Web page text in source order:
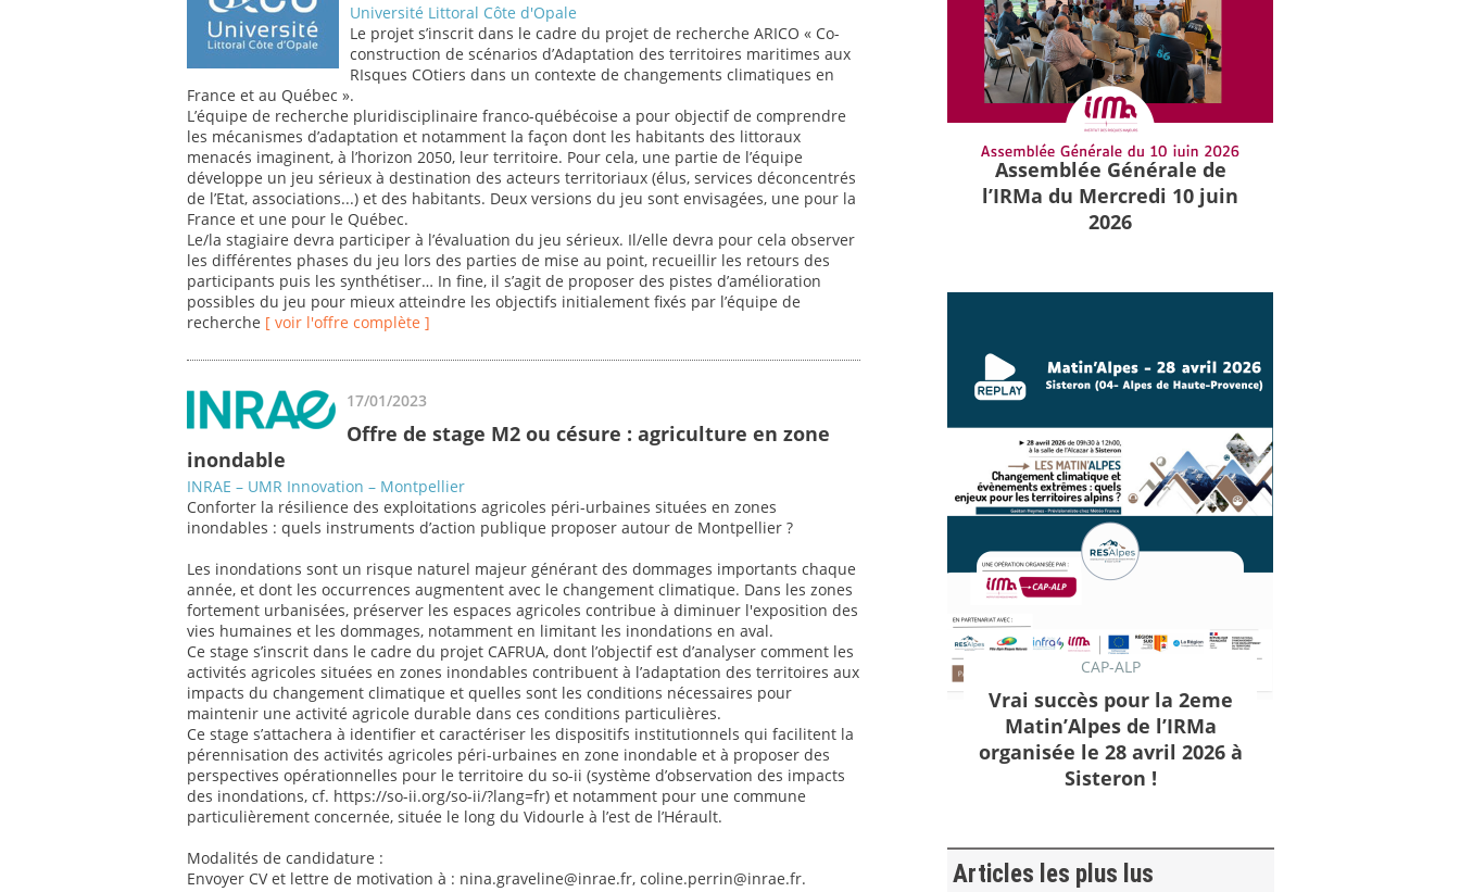
Université Littoral Côte d'Opale
Le projet s’inscrit dans le cadre du projet de recherche ARICO « Co-
construction de scénarios d’Adaptation des territoires maritimes aux
RIsques COtiers dans un contexte de changements climatiques en
France et au Québec ».
L’équipe de recherche pluridisciplinaire franco-québécoise a pour objectif de comprendre
les mécanismes d’adaptation et notamment la façon dont les habitants des littoraux
menacés imaginent, à l’horizon 2050, leur territoire. Pour cela, une partie de l’équipe
développe un jeu sérieux à destination des acteurs territoriaux (élus, services déconcentrés
de l’Etat, associations...) et des habitants. Deux versions du jeu sont envisagées, une pour la
France et une pour le Québec.
Le/la stagiaire devra participer à l’évaluation du jeu sérieux. Il/elle devra pour cela observer
les différentes phases du jeu lors des parties de mise au point, recueillir les retours des
participants puis les synthétiser… In fine, il s’agit de proposer des pistes d’amélioration
possibles du jeu pour mieux atteindre les objectifs initialement fixés par l’équipe de
recherche [ voir l'offre complète ]
17/01/2023
Offre de stage M2 ou césure : agriculture en zone
inondable
INRAE – UMR Innovation – Montpellier
Conforter la résilience des exploitations agricoles péri-urbaines situées en zones
inondables : quels instruments d’action publique proposer autour de Montpellier ?
Les inondations sont un risque naturel majeur générant des dommages importants chaque
année, et dont les occurrences augmentent avec le changement climatique. Dans les zones
fortement urbanisées, préserver les espaces agricoles contribue à diminuer l'exposition des
vies humaines et les dommages, notamment en limitant les inondations en aval.
Ce stage s’inscrit dans le cadre du projet CAFRUA, dont l’objectif est d’analyser comment les
activités agricoles situées en zones inondables contribuent à l’adaptation des territoires aux
impacts du changement climatique et quelles sont les conditions nécessaires pour
maintenir une activité agricole durable dans ces conditions particulières.
Ce stage s’attachera à identifier et caractériser les dispositifs institutionnels qui facilitent la
pérennisation des activités agricoles péri-urbaines en zone inondable et à proposer des
perspectives opérationnelles pour le territoire du so-ii (système d’observation des impacts
des inondations, cf. https://so-ii.org/so-ii/?lang=fr) et notamment pour une commune
particulièrement concernée, située le long du Vidourle à l’est de l’Hérault.
Modalités de candidature :
Envoyer CV et lettre de motivation à : nina.graveline@inrae.fr, coline.perrin@inrae.fr.
Assemblée Générale de
l’IRMa du Mercredi 10 juin
2026
CAP-ALP
Vrai succès pour la 2eme
Matin’Alpes de l’IRMa
organisée le 28 avril 2026 à
Sisteron !
Articles les plus lus